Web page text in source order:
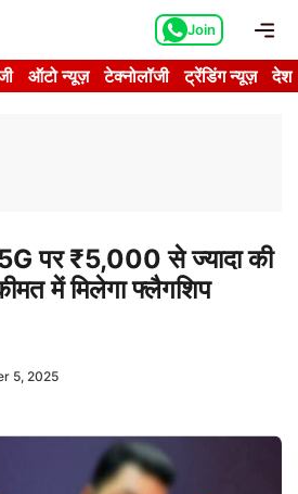
Join
ऑटो न्यूज़ टेक्नोलॉजी ट्रेंडिंग न्यूज़ देश
पर ₹5,000 से ज्यादा की
में मिलेगा फ्लैगशिप
5, 2025